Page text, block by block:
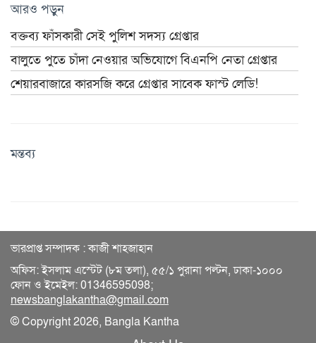
আরও পড়ুন
বক্তব্য ফাঁসকারী সেই পুলিশ সদস্য গ্রেপ্তার
বালুতে পুতে চাঁদা নেওয়ার অভিযোগে বিএনপি নেতা গ্রেপ্তার
শেয়ারবাজারে কারসজি করে গ্রেপ্তার সাবেক ফাস্ট লেডি!
মন্তব্য
ভারপ্রাপ্ত সম্পাদক : কাজী শাহজাহান
অফিস: ইসলাম এস্টেট (৮ম তলা), ৫৫/১ পুরানা পল্টন, ঢাকা-১০০০
ফোন ও ইমেইল: 01346595098;
newsbanglakantha@gmail.com
© Copyright 2026, Bangla Kantha